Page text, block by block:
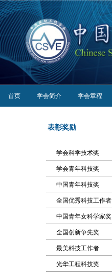
首页 学会简介 学会章程
表彰奖励
学会科学技术奖
学会青年科技奖
中国青年科技奖
全国优秀科技工作者
中国青年女科学家奖
全国创新争先奖
最美科技工作者
光华工程科技奖